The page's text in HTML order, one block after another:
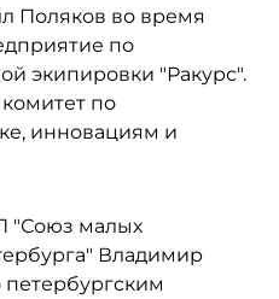
Поляков во время
по
экипировки "Ракурс".
по
инновациям и
"Союз малых
Владимир